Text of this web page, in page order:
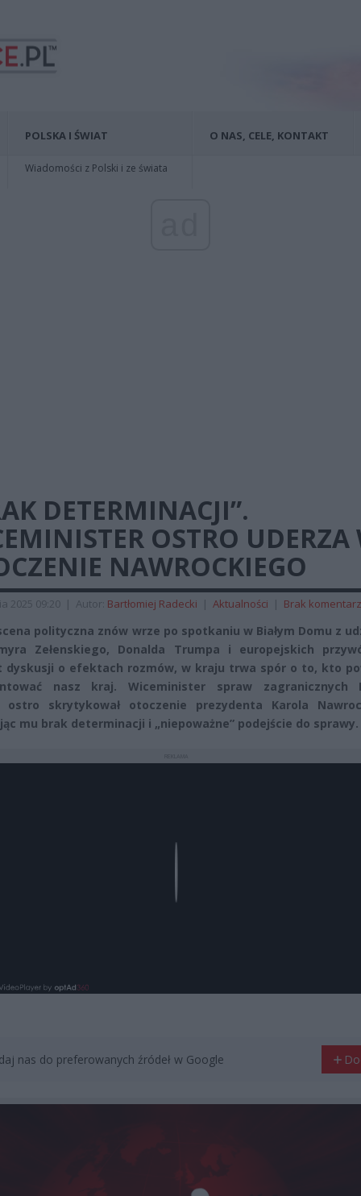
POLSKA I ŚWIAT
Wiadomości z Polski i ze świata
O NAS, CELE, KONTAKT
DETERMINACJI”.
OSTRO UDERZA
NAWROCKIEGO
2025 09:20 | Autor: Bartłomiej Radecki | Aktualności | Brak
polityczna znów wrze po spotkaniu w Białym Domu z
Zełenskiego, Donalda Trumpa i europejskich
dyskusji o efektach rozmów, w kraju trwa spór o to, kto
nasz kraj. Wiceminister spraw zagranicznych
ostro skrytykował otoczenie prezydenta Karola
mu brak determinacji i „niepoważne” podejście do sprawy.
nas do preferowanych źródeł w Google